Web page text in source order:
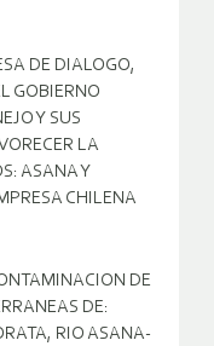
DE DIALOGO,
GOBIERNO
Y SUS
LA
ASANA Y
CHILENA
DE
DE:
RIO ASANA-